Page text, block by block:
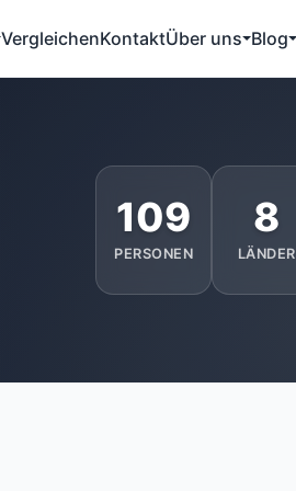
VergleichenKontaktÜber uns Blog
109
PERSONEN
8
LÄNDER